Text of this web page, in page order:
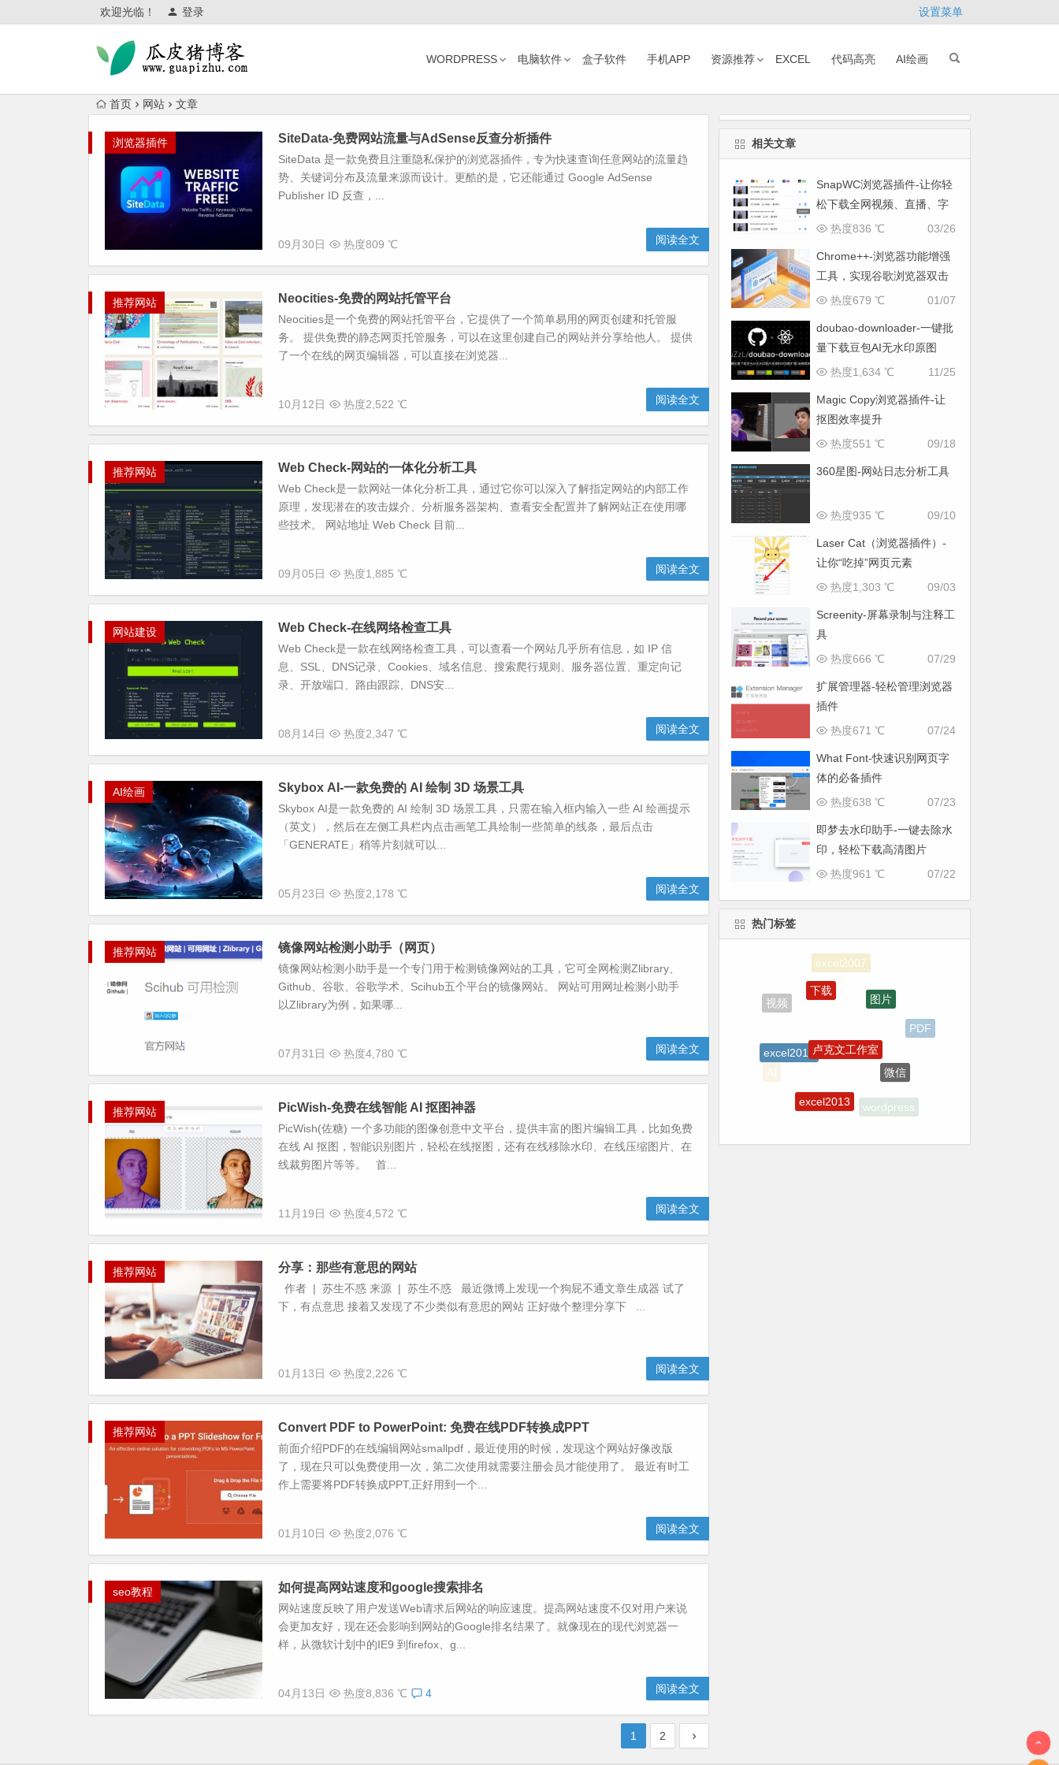
欢迎光临！ 登录 设置菜单
WORDPRESS 电脑软件 盒子软件 手机APP 资源推荐 EXCEL 代码高亮 AI绘画
首页 网站 文章
浏览器插件 SiteData-免费网站流量与AdSense反查分析插件
SiteData 是一款免费且注重隐私保护的浏览器插件，专为快速查询任意网站的流量趋
势、关键词分布及流量来源而设计。更酷的是，它还能通过 Google AdSense
Publisher ID 反查，...
09月30日 热度809 ℃ 阅读全文
推荐网站 Neocities-免费的网站托管平台
Neocities是一个免费的网站托管平台，它提供了一个简单易用的网页创建和托管服
务。 提供免费的静态网页托管服务，可以在这里创建自己的网站并分享给他人。 提供
了一个在线的网页编辑器，可以直接在浏览器...
10月12日 热度2,522 ℃ 阅读全文
推荐网站 Web Check-网站的一体化分析工具
Web Check是一款网站一体化分析工具，通过它你可以深入了解指定网站的内部工作
原理，发现潜在的攻击媒介、分析服务器架构、查看安全配置并了解网站正在使用哪
些技术。 网站地址 Web Check 目前...
09月05日 热度1,885 ℃ 阅读全文
网站建设 Web Check-在线网络检查工具
Web Check是一款在线网络检查工具，可以查看一个网站几乎所有信息，如 IP 信
息、SSL、DNS记录、Cookies、域名信息、搜索爬行规则、服务器位置、重定向记
录、开放端口、路由跟踪、DNS安...
08月14日 热度2,347 ℃ 阅读全文
AI绘画 Skybox AI-一款免费的 AI 绘制 3D 场景工具
Skybox AI是一款免费的 AI 绘制 3D 场景工具，只需在输入框内输入一些 AI 绘画提示
（英文），然后在左侧工具栏内点击画笔工具绘制一些简单的线条，最后点击
「GENERATE」稍等片刻就可以...
05月23日 热度2,178 ℃ 阅读全文
推荐网站 镜像网站检测小助手（网页）
镜像网站检测小助手是一个专门用于检测镜像网站的工具，它可全网检测Zlibrary、
Github、谷歌、谷歌学术、Scihub五个平台的镜像网站。 网站可用网址检测小助手
以Zlibrary为例，如果哪...
07月31日 热度4,780 ℃ 阅读全文
推荐网站 PicWish-免费在线智能 AI 抠图神器
PicWish(佐糖) 一个多功能的图像创意中文平台，提供丰富的图片编辑工具，比如免费
在线 AI 抠图，智能识别图片，轻松在线抠图，还有在线移除水印、在线压缩图片、在
线裁剪图片等等。 首...
11月19日 热度4,572 ℃ 阅读全文
推荐网站 分享：那些有意思的网站
作者 | 苏生不惑 来源 | 苏生不惑 最近微博上发现一个狗屁不通文章生成器 试了
下，有点意思 接着又发现了不少类似有意思的网站 正好做个整理分享下 ...
01月13日 热度2,226 ℃ 阅读全文
推荐网站 Convert PDF to PowerPoint: 免费在线PDF转换成PPT
前面介绍PDF的在线编辑网站smallpdf，最近使用的时候，发现这个网站好像改版
了，现在只可以免费使用一次，第二次使用就需要注册会员才能使用了。 最近有时工
作上需要将PDF转换成PPT,正好用到一个...
01月10日 热度2,076 ℃ 阅读全文
seo教程 如何提高网站速度和google搜索排名
网站速度反映了用户发送Web请求后网站的响应速度。提高网站速度不仅对用户来说
会更加友好，现在还会影响到网站的Google排名结果了。就像现在的现代浏览器一
样，从微软计划中的IE9 到firefox、g...
04月13日 热度8,836 ℃ 4 阅读全文
1 2
相关文章
SnapWC浏览器插件-让你轻
松下载全网视频、直播、字
幕与图片
03/26
热度836 ℃
Chrome++-浏览器功能增强
工具，实现谷歌浏览器双击
关闭标签页
01/07
热度679 ℃
doubao-downloader-一键批
量下载豆包AI无水印原图
11/25
热度1,634 ℃
Magic Copy浏览器插件-让
抠图效率提升
09/18
热度551 ℃
360星图-网站日志分析工具
09/10
热度935 ℃
Laser Cat（浏览器插件）-
让你“吃掉”网页元素
09/03
热度1,303 ℃
Screenity-屏幕录制与注释工
具
07/29
热度666 ℃
扩展管理器-轻松管理浏览器
插件
07/24
热度671 ℃
What Font-快速识别网页字
体的必备插件
07/23
热度638 ℃
即梦去水印助手-一键去除水
印，轻松下载高清图片
07/22
热度961 ℃
热门标签
视频
PDF
AI
excel2010
wordpress
浏览器插件